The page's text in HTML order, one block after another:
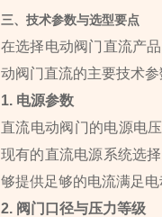
三、技术参数与选型要点
在选择电动阀门直流产
动阀门直流的主要技术参
1. 电源参数
直流电动阀门的电源电
现有的直流电源系统选
够提供足够的电流满足电
2. 阀门口径与压力等级